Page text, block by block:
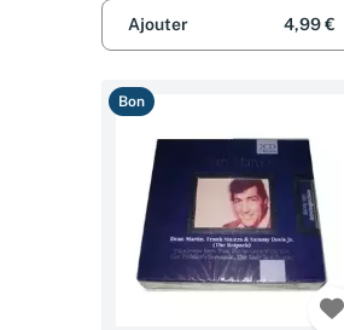
Ajouter 4,99 €
Bon